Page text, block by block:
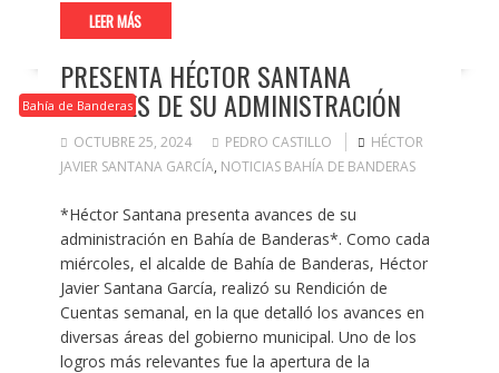
LEER MÁS
Bahía de Banderas
PRESENTA HÉCTOR SANTANA
AVANCES DE SU ADMINISTRACIÓN
OCTUBRE 25, 2024 PEDRO CASTILLO
HÉCTOR
JAVIER SANTANA GARCÍA, NOTICIAS BAHÍA DE BANDERAS
*Héctor Santana presenta avances de su
administración en Bahía de Banderas*. Como cada
miércoles, el alcalde de Bahía de Banderas, Héctor
Javier Santana García, realizó su Rendición de
Cuentas semanal, en la que detalló los avances en
diversas áreas del gobierno municipal. Uno de los
logros más relevantes fue la apertura de la